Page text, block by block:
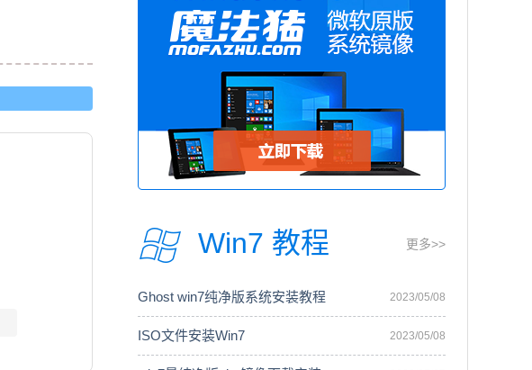
Win7 教程 更多>>
Ghost win7纯净版系统安装教程 2023/05/08
ISO文件安装Win7 2023/05/08